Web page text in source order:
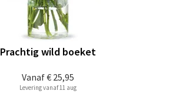
Vanaf€ 25,95
Prachtig wild boeket
Levering vanaf 11 aug